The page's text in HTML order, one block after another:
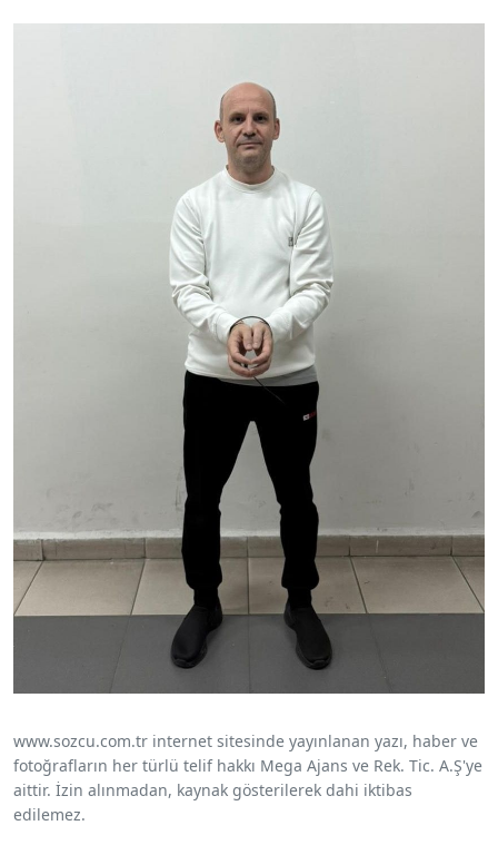
www.sozcu.com.tr internet sitesinde yayınlanan yazı, haber ve
fotoğrafların her türlü telif hakkı Mega Ajans ve Rek. Tic. A.Ş'ye
aittir. İzin alınmadan, kaynak gösterilerek dahi iktibas
edilemez.